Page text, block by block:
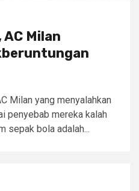
Milan
Milan yang menyalahkan
penyebab mereka kalah
sepak bola adalah...